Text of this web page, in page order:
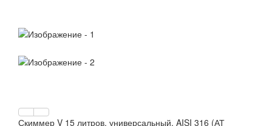
Скиммер V 15 литров, универсальный, AISI 316 (АТ